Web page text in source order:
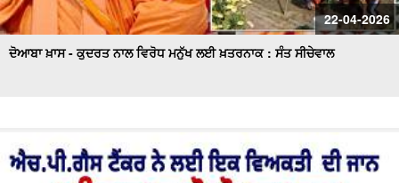
22-04-2026
ਦੋਆਬਾ ਖ਼ਾਸ - ਕੁਦਰਤ ਨਾਲ ਵਿਰੋਧ ਮਨੁੱਖ ਲਈ ਖ਼ਤਰਨਾਕ : ਸੰਤ ਸੀਚੇਵਾਲ